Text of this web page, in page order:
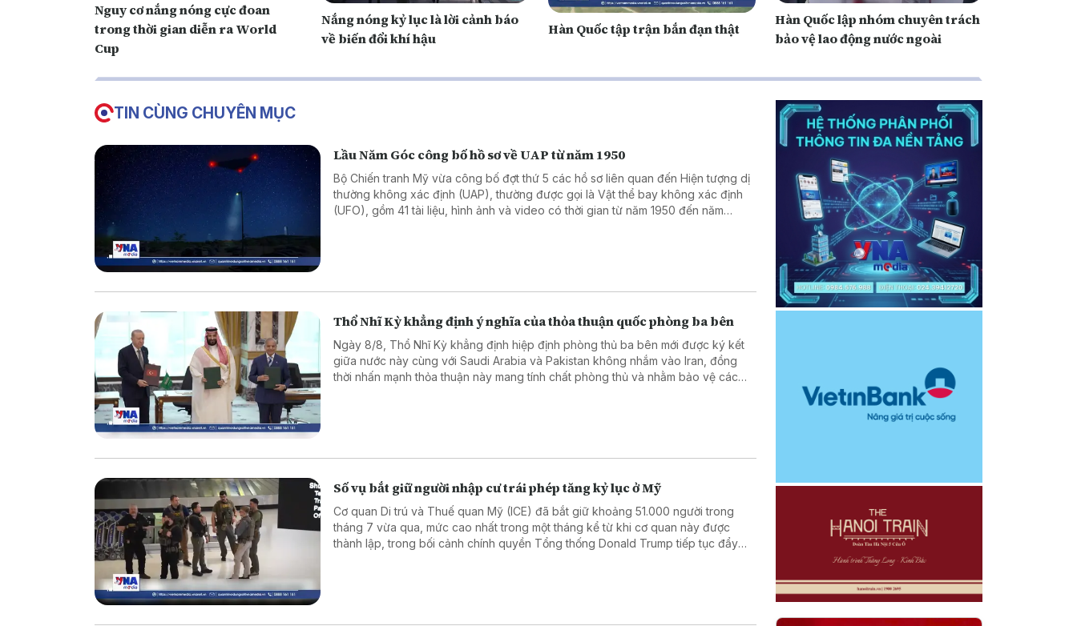
Nguy cơ nắng nóng cực đoan
trong thời gian diễn ra World
Cup
Nắng nóng kỷ lục là lời cảnh báo
về biến đổi khí hậu
Hàn Quốc tập trận bắn đạn thật
Hàn Quốc lập nhóm chuyên trách
bảo vệ lao động nước ngoài
TIN CÙNG CHUYÊN MỤC
Lầu Năm Góc công bố hồ sơ về UAP từ năm 1950
Bộ Chiến tranh Mỹ vừa công bố đợt thứ 5 các hồ sơ liên quan đến Hiện tượng dị
thường không xác định (UAP), thường được gọi là Vật thể bay không xác định
(UFO), gồm 41 tài liệu, hình ảnh và video có thời gian từ năm 1950 đến năm
Thổ Nhĩ Kỳ khẳng định ý nghĩa của thỏa thuận quốc phòng ba bên
Ngày 8/8, Thổ Nhĩ Kỳ khẳng định hiệp định phòng thủ ba bên mới được ký kết
giữa nước này cùng với Saudi Arabia và Pakistan không nhắm vào Iran, đồng
thời nhấn mạnh thỏa thuận này mang tính chất phòng thủ và nhằm bảo vệ các
Số vụ bắt giữ người nhập cư trái phép tăng kỷ lục ở Mỹ
Cơ quan Di trú và Thuế quan Mỹ (ICE) đã bắt giữ khoảng 51.000 người trong
tháng 7 vừa qua, mức cao nhất trong một tháng kể từ khi cơ quan này được
thành lập, trong bối cảnh chính quyền Tổng thống Donald Trump tiếp tục đẩy